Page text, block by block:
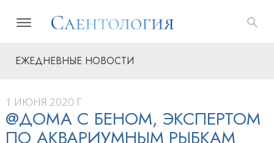
ЕЖЕДНЕВНЫЕ НОВОСТИ
1 ИЮНЯ 2020 Г.
@ДОМА С БЕНОМ, ЭКСПЕРТОМ
ПО АКВАРИУМНЫМ РЫБКАМ